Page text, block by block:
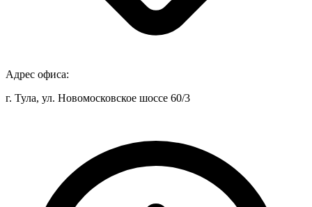
Адрес офиса:
г. Тула, ул. Новомосковское шоссе 60/3